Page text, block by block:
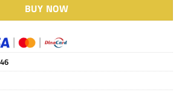
BUY NOW